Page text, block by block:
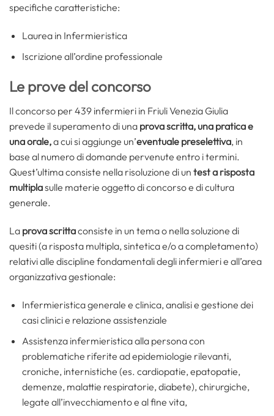
specifiche caratteristiche:
Laurea in Infermieristica
Iscrizione all’ordine professionale
Le prove del concorso
Il concorso per 439 infermieri in Friuli Venezia Giulia
prevede il superamento di una prova scritta, una pratica e
una orale,a cui si aggiunge un’eventuale preselettiva, in
base al numero di domande pervenute entro i termini.
Quest’ultima consiste nella risoluzione di un test a risposta
multiplasulle materie oggetto di concorso e di cultura
generale.
La prova scrittaconsiste in un tema o nella soluzione di
quesiti (a risposta multipla, sintetica e/o a completamento)
relativi alle discipline fondamentali degli infermieri e all’area
organizzativa gestionale:
Infermieristica generale e clinica, analisi e gestione dei
casi clinici e relazione assistenziale
Assistenza infermieristica alla persona con
problematiche riferite ad epidemiologie rilevanti,
croniche, internistiche (es. cardiopatie, epatopatie,
demenze, malattie respiratorie, diabete), chirurgiche,
legate all’invecchiamento e al fine vita,